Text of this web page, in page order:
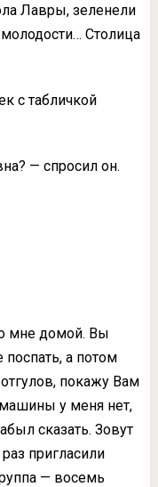
Лавры, зеленели
Столица
с табличкой
— спросил он.
мне домой. Вы
поспать, а потом
покажу Вам
машины у меня нет,
сказать. Зовут
пригласили
— восемь